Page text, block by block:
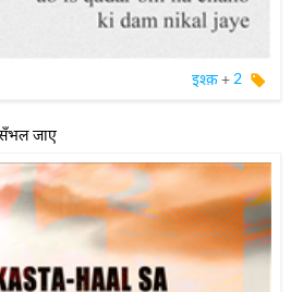
इश्क़+2
सँभल जाए